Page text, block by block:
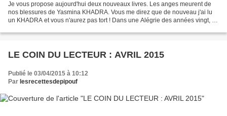
Je vous propose aujourd'hui deux nouveaux livres. Les anges meurent de
nos blessures de Yasmina KHADRA. Vous me direz que de nouveau j'ai lu
un KHADRA et vous n'aurez pas tort ! Dans une Alégrie des années vingt, le
LE COIN DU LECTEUR : AVRIL 2015
Publié le 03/04/2015 à 10:12
Par lesrecettesdepipouf